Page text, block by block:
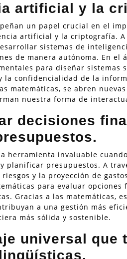
artificial y la
un papel crucial en el
artificial y la criptografía.
sistemas de
de manera autónoma. En el
para diseñar sistemas
la confidencialidad de la
matemáticas, se abren
nuestra forma de
decisiones
herramienta invaluable
planificar presupuestos. A
y la proyección de
para evaluar opciones
Gracias a las matemáticas,
a una gestión más
más sólida y sostenible.
universal que